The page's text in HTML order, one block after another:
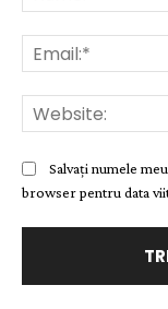
Salvați numele
browser pentru data